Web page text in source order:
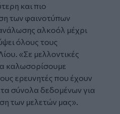
και πιο
των φαινοτύπων
αλκοόλ μέχρι
όλους τους
«Σε μελλοντικές
καλωσορίσουμε
ερευνητές που έχουν
σύνολα δεδομένων για
των μελετών μας».